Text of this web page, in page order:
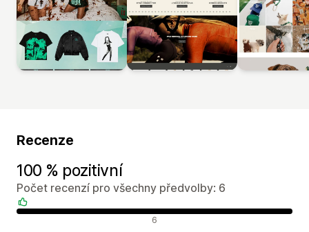
Recenze
100 % pozitivní
Počet recenzí pro všechny předvolby: 6
Pozitivní recenze 6